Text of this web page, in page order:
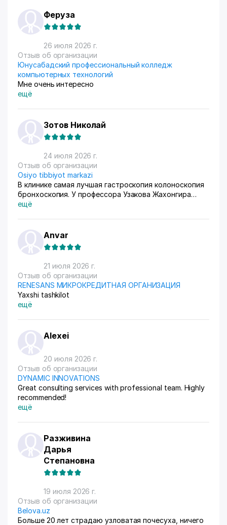
приема. Покупатели из рахных стран берут, из
России особенно много, узбекский хлопок там
любят) За продажами следим через приложение, оно
очень помогает все контролировать, да и удобное
само по себе
Феруза
26 июля 2026 г.
Отзыв об организации
Юнусабадский профессиональный колледж
компьютерных технологий
Мне очень интересно
ещё
Зотов Николай
24 июля 2026 г.
Отзыв об организации
Osiyo tibbiyot markazi
В клинике самая лучшая гастроскопия колоноскопия
бронхоскопия. У профессора Узакова Жахонгира
Низамовича.
ещё
Anvar
21 июля 2026 г.
Отзыв об организации
RENESANS МИКРОКРЕДИТНАЯ ОРГАНИЗАЦИЯ
Yaxshi tashkilot
ещё
Alexei
20 июля 2026 г.
Отзыв об организации
DYNAMIC INNOVATIONS
Great consulting services with professional team. Highly
recommended!
ещё
Разживина
Дарья
Степановна
19 июля 2026 г.
Отзыв об организации
Belova.uz
Больше 20 лет страдаю узловатая почесуха, ничего